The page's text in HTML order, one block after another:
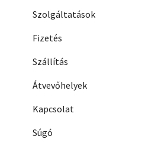
Szolgáltatások
Fizetés
Szállítás
Átvevőhelyek
Kapcsolat
Súgó